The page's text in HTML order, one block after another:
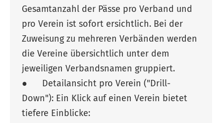
Gesamtanzahl der Pässe pro Verband und
pro Verein ist sofort ersichtlich. Bei der
Zuweisung zu mehreren Verbänden werden
die Vereine übersichtlich unter dem
jeweiligen Verbandsnamen gruppiert.
● Detailansicht pro Verein ("Drill-
Down"): Ein Klick auf einen Verein bietet
tiefere Einblicke: